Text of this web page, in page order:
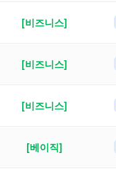
[비즈니스]
[비즈니스]
[비즈니스]
[베이직]